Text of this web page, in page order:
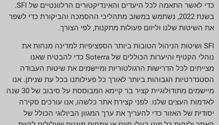
כדי לאשר התאמה לכל היעדים והאינדיקטורים הרלוונטיים של SFI.
בשנת 2022, נשתמש במשוב מתהליכי ההסמכה והביקורת כדי לשפר
את השיטות שלנו וליזום פעולות מתקנות, לפי הצורך.
SFI ושיטות הניהול הטובות ביותר הספציפיות למדינה מנחות את
נוהלי הקטיף והיערות הכוללים של Soterra כדי להבטיח שאנו
מצייתים לכל הדרישות הרגולטוריות ומיישמים את שיטות העבודה
הסטנדרטיות הגבוהות ביותר לאורך כל פעילותנו בכל עת שניתן. אנו
מיישמים מתודולוגיית קציר בר קיימא המבוססת על סיבוב של 30 שנה
לאדמות העצים שלנו. לפני קצירת אתר כלשהו, אנו עורכים סקירה
יסודית של האזור כדי להעריך את ערך המגוון הביולוגי הכולל של